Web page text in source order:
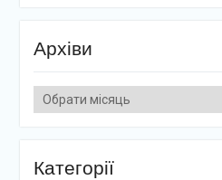
Архіви
Архіви
Категорії